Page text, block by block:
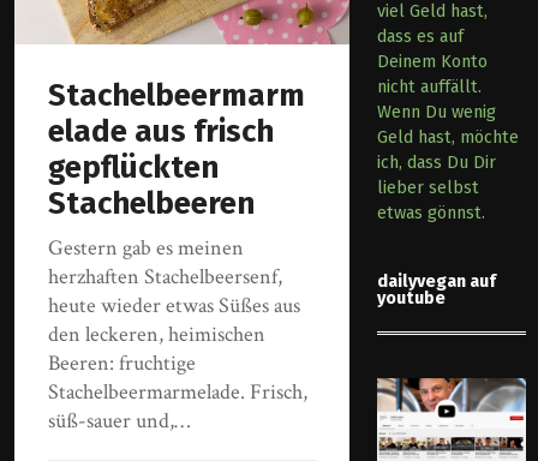
Stachelbeermarm
elade aus frisch
gepflückten
Stachelbeeren
Gestern gab es meinen
herzhaften Stachelbeersenf,
heute wieder etwas Süßes aus
den leckeren, heimischen
Beeren: fruchtige
Stachelbeermarmelade. Frisch,
süß-sauer und,…
viel Geld hast,
dass es auf
Deinem Konto
nicht auffällt.
Wenn Du wenig
Geld hast, möchte
ich, dass Du Dir
lieber selbst
etwas gönnst.
dailyvegan auf
youtube